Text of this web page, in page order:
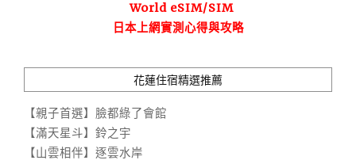
World eSIM/SIM
日本上網實測心得與攻略
花蓮住宿精選推薦
【親子首選】臉都綠了會館
【滿天星斗】鈴之宇
【山雲相伴】逐雲水岸